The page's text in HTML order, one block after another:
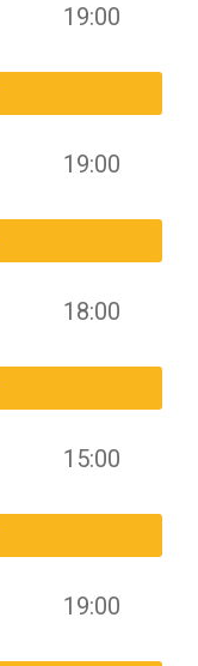
19:00
19:00
18:00
15:00
19:00